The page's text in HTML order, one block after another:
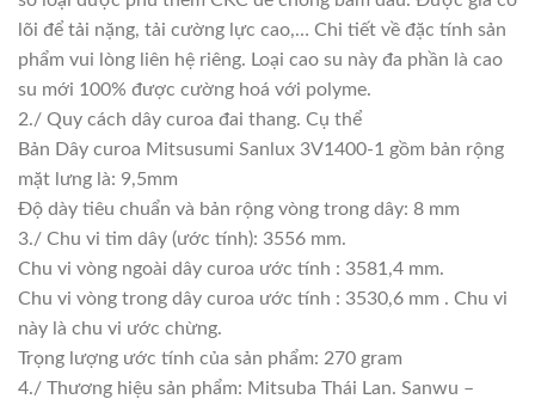
lõi để tải nặng, tải cường lực cao,… Chi tiết về đặc tính sản
phẩm vui lòng liên hệ riêng. Loại cao su này đa phần là cao
su mới 100% được cường hoá với polyme.
2./ Quy cách dây curoa đai thang. Cụ thể
Bản Dây curoa Mitsusumi Sanlux 3V1400-1 gồm bản rộng
mặt lưng là: 9,5mm
Độ dày tiêu chuẩn và bản rộng vòng trong dây: 8 mm
3./ Chu vi tim dây (ước tính): 3556 mm.
Chu vi vòng ngoài dây curoa ước tính : 3581,4 mm.
Chu vi vòng trong dây curoa ước tính : 3530,6 mm . Chu vi
này là chu vi ước chừng.
Trọng lượng ước tính của sản phẩm: 270 gram
4./ Thương hiệu sản phẩm: Mitsuba Thái Lan. Sanwu –